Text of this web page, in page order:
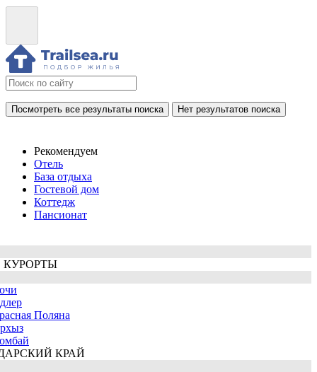
Посмотреть все результаты поиска Нет результатов поиска
Рекомендуем
Отель
База отдыха
Гостевой дом
Коттедж
Пансионат
КУРОРТЫ
Поляна
КРАЙ